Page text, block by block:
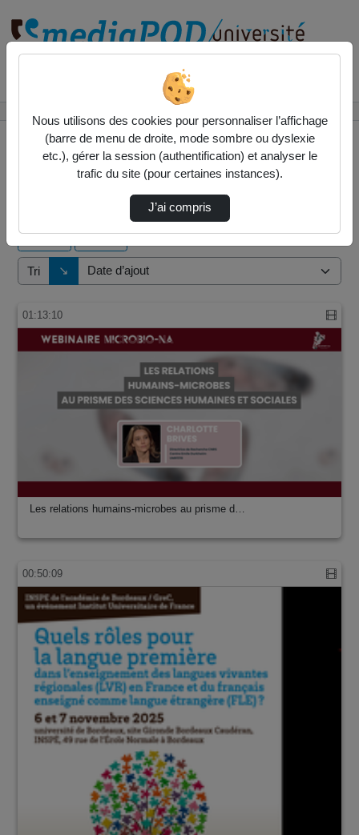
23 vidéos trouvées
Tri ↘
Direction de tri
01:13:10
Les relations humains-microbes au prisme d…
00:50:09
Nous utilisons des cookies pour personnaliser l’affichage
(barre de menu de droite, mode sombre ou dyslexie
etc.), gérer la session (authentification) et analyser le
trafic du site (pour certaines instances).
J’ai compris